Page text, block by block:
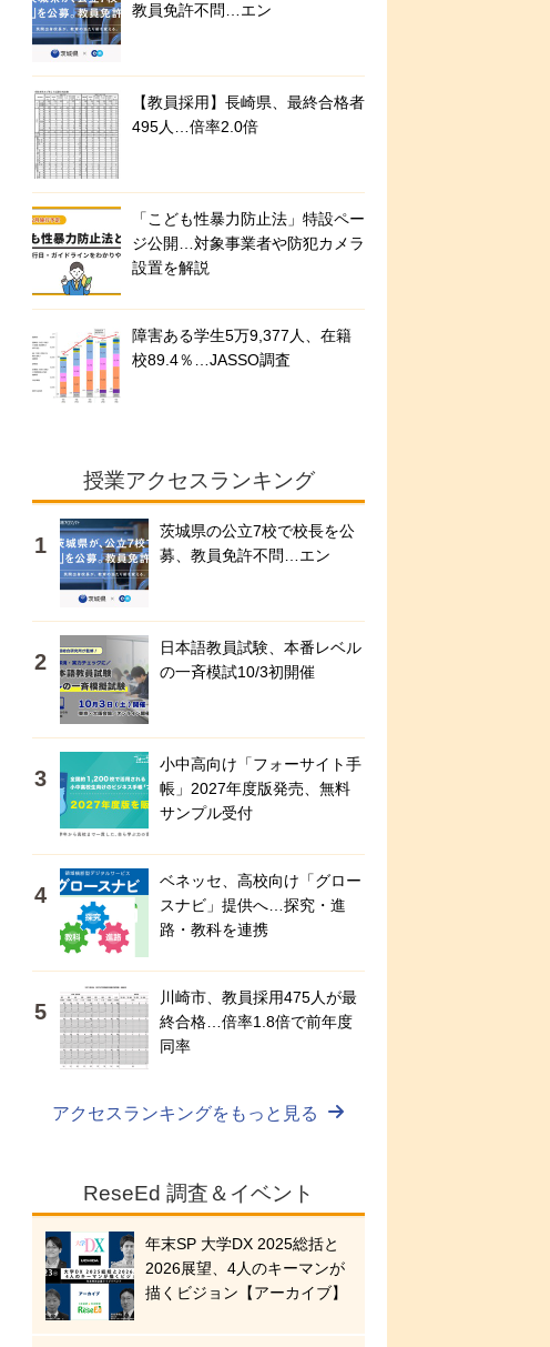
教員免許不問…エン
【教員採用】長崎県、最終合格者
495人…倍率2.0倍
「こども性暴力防止法」特設ペー
ジ公開…対象事業者や防犯カメラ
設置を解説
障害ある学生5万9,377人、在籍
校89.4％…JASSO調査
授業アクセスランキング
茨城県の公立7校で校長を公
募、教員免許不問…エン
日本語教員試験、本番レベル
の一斉模試10/3初開催
小中高向け「フォーサイト手
帳」2027年度版発売、無料
サンプル受付
ベネッセ、高校向け「グロー
スナビ」提供へ…探究・進
路・教科を連携
川崎市、教員採用475人が最
終合格…倍率1.8倍で前年度
同率
アクセスランキングをもっと見る
ReseEd 調査＆イベント
年末SP 大学DX 2025総括と
2026展望、4人のキーマンが
描くビジョン【アーカイブ】